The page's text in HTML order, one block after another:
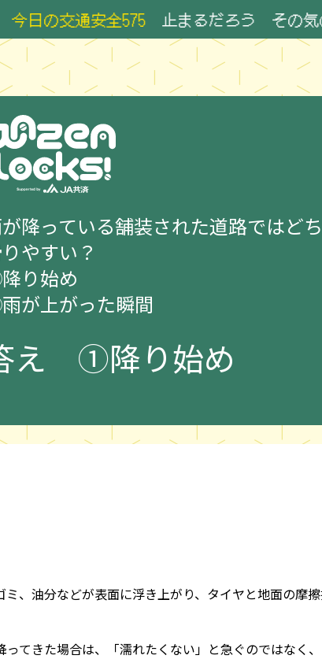
の交通安全575 止まるだろう その気の緩
降っている舗装された道路ではど
やすい？
り始め
が上がった瞬間
え ①降り始め
、油分などが表面に浮き上がり、タイヤと地面の摩
てきた場合は、「濡れたくない」と急ぐのではなく